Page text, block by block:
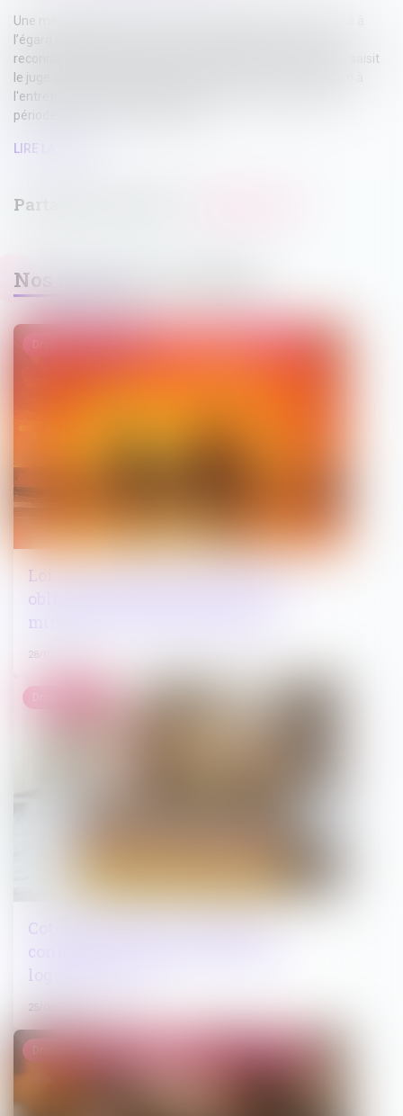
Une mère assigne un homme en établissement de paternité à
l’égard de ses deux enfants nés en 2014 et 2017. Le père
reconnaît finalement les enfants en 2020. En 2021, la mère saisit
le juge aux affaires familiales afin d'obtenir une contribution à
l'entretien et à l'éducation des enfants, y compris pour une
période antérieure à sa demande...
LIRE LA SUITE
Nos dernières actualités
Loi du 13 juillet 2026 : une assistance
obligatoire par avocat pour les
mineurs en assistance éducative
28/07/2026
Droit de la famille, des personnes et de leur patrimoine
Cotisations 2026 : un arrêté qui
confirme les règles applicables au
logement social
25/06/2026
Droit de la famille, des personnes et de leur patrimoine